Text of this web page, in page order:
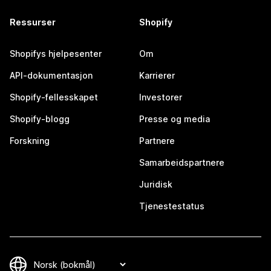
Ressurser
Shopifys hjelpesenter
API-dokumentasjon
Shopify-fellesskapet
Shopify-blogg
Forskning
Shopify
Om
Karrierer
Investorer
Presse og media
Partnere
Samarbeidspartnere
Juridisk
Tjenestestatus